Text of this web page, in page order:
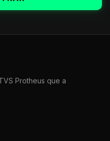
Protheus que a